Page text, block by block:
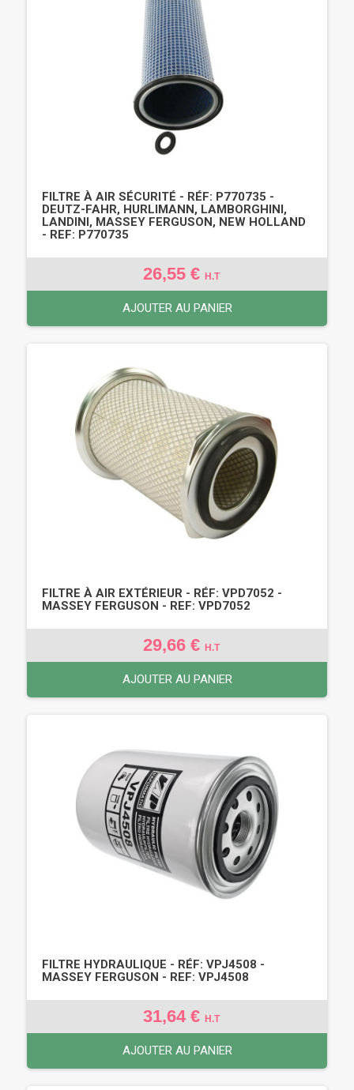
FILTRE À AIR SÉCURITÉ - RÉF: P770735 -
DEUTZ-FAHR, HURLIMANN, LAMBORGHINI,
LANDINI, MASSEY FERGUSON, NEW HOLLAND
- REF: P770735
26,55 € H.T
AJOUTER AU PANIER
FILTRE À AIR EXTÉRIEUR - RÉF: VPD7052 -
MASSEY FERGUSON - REF: VPD7052
29,66 € H.T
AJOUTER AU PANIER
FILTRE HYDRAULIQUE - RÉF: VPJ4508 -
MASSEY FERGUSON - REF: VPJ4508
31,64 € H.T
AJOUTER AU PANIER